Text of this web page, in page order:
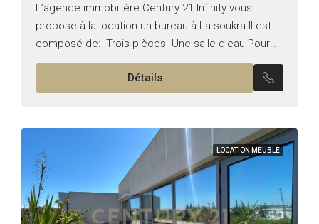
L’agence immobilière Century 21 Infinity vous
propose à la location un bureau à La soukra Il est
composé de: -Trois pièces -Une salle d’eau Pour
plus d’informations, veuillez contacter notre
Détails
LOCATION MEUBLÉ